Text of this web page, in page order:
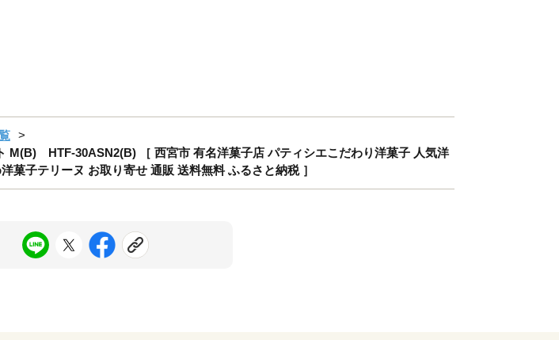
M(B) HTF-30ASN2(B) ［ 西宮市 有名洋菓子店 パティシエこだわり洋菓子 人気洋
菓子テリーヌ お取り寄せ 通販 送料無料 ふるさと納税 ］